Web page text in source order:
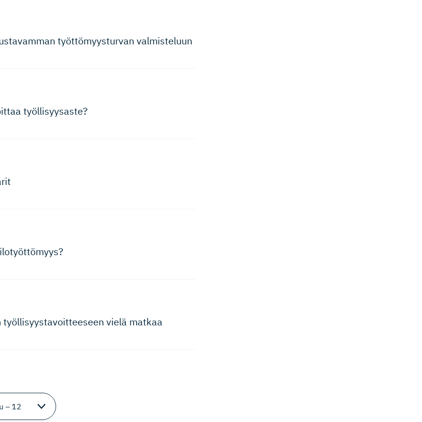
työttömyys­turvan valmisteluun
työllisyysaste?
työllisyys­ta­voit­teeseen vielä matkaa